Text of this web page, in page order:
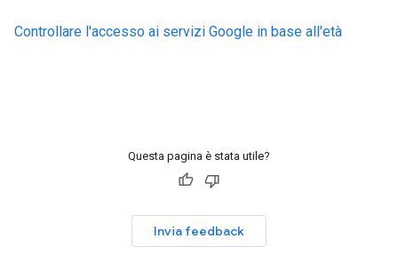
Controllare l'accesso ai servizi Google in base all'età
Questa pagina è stata utile?
Invia feedback